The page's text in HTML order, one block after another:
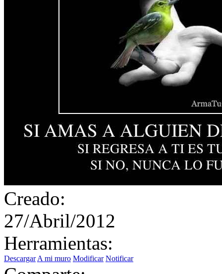
Creado:
27/Abril/2012
Herramientas:
Descargar A mi muro Modificar Notificar